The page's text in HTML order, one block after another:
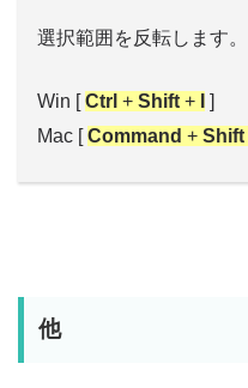
選択範囲を反転します。
Win [Ctrl + Shift +
]
Mac [Command + Shift
他